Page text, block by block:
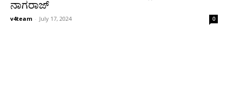
ನಾಗರಾಜ್
v4team - July 17, 2024 0